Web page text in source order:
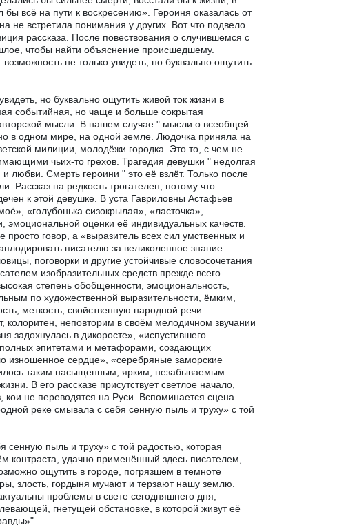
всё на пути к воскресению». Героиня оказалась от
не встретила понимания у других. Вот что подвело
рассказа. После повествования о случившемся с
чтобы найти объяснение происшедшему.
не только увидеть, но буквально ощутить
но буквально ощутить живой ток жизни в
событийная, но чаще и больше сокрытая
мысли. В нашем случае " мысли о всеобщей
в одном мире, на одной земле. Людочка приняла на
милиции, молодёжи городка. Это то, с чем не
чьих-то грехов. Трагедия девушки " недолгая
любви. Смерть героини " это её взлёт. Только после
Рассказ на редкость трогателен, потому что
к этой девушке. В уста Гавриловны Астафьев
«голубонька сизокрылая», «ласточка»,
эмоциональной оценки её индивидуальных качеств.
говор, а «выразитель всех сил умственных и
писателю за великолепное знание
поговорки и другие устойчивые словосочетания
изобразительных средств прежде всего
степень обобщенности, эмоциональность,
по художественной выразительности, ёмким,
меткость, свойственную народной речи
колоритен, неповторим в своём мелодичном звучании
задохнулась в дикоросте», «испустившего
полных эпитетами и метафорами, создающих
изношенное сердце», «серебряные заморские
таким насыщенным, ярким, незабываемым.
В его рассказе присутствует светлое начало,
кои не переводятся на Руси. Вспоминается сцена
реке смывала с себя сенную пыль и труху» с той
сенную пыль и труху» с той радостью, которая
удачно применённый здесь писателем,
ощутить в городе, погрязшем в темноте
злость, гордыня мучают и терзают нашу землю.
проблемы в свете сегодняшнего дня,
гнетущей обстановке, в которой живут её